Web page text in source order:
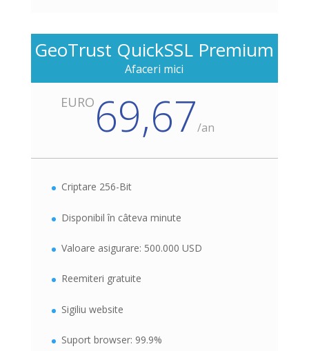
GeoTrust QuickSSL Premium
Afaceri mici
EURO 69,67/an
Criptare 256-Bit
Disponibil în câteva minute
Valoare asigurare: 500.000 USD
Reemiteri gratuite
Sigiliu website
Suport browser: 99.9%